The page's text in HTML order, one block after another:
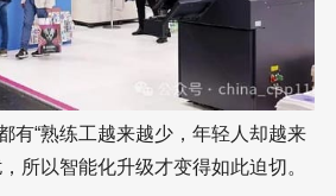
有“熟练工越来越少，年轻人却越来
所以智能化升级才变得如此迫切。